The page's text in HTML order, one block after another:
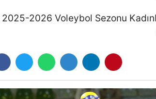
2025-2026 Voleybol Sezonu